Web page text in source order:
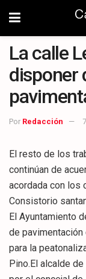
La calle
disponer
Por Redacción
El resto de los
continúan de
acordada con los
Consistorio
El Ayuntamiento
de
para la
Pino.El alcalde